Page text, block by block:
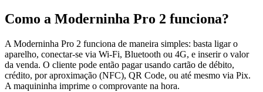
Como a Moderninha Pro 2 funciona?
A Moderninha Pro 2 funciona de maneira simples: basta ligar o
aparelho, conectar-se via Wi-Fi, Bluetooth ou 4G, e inserir o valor
da venda. O cliente pode então pagar usando cartão de débito,
crédito, por aproximação (NFC), QR Code, ou até mesmo via Pix.
A maquininha imprime o comprovante na hora.